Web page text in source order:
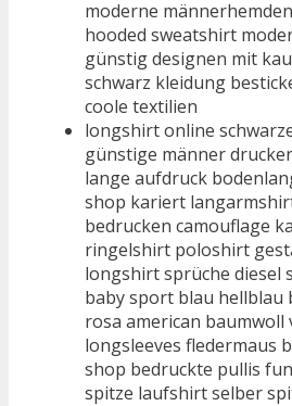
moderne
hooded sweatshirt
günstig designen mit
schwarz kleidung
coole textilien
longshirt online
günstige männer
lange aufdruck
shop kariert
bedrucken camouflage
ringelshirt poloshirt
longshirt sprüche diesel
baby sport blau hellblau
rosa american baumwoll
longsleeves fledermaus
shop bedruckte pullis
spitze laufshirt selber